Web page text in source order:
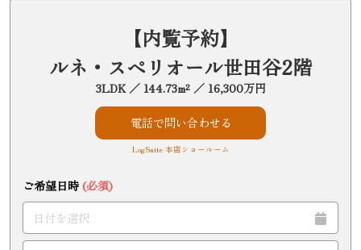
【内覧予約】
ルネ・スペリオール世田谷2階
3LDK ／ 144.73m² ／ 16,300万円
電話で問い合わせる
LogSuite 本店ショールーム
ご希望日時 (必須)